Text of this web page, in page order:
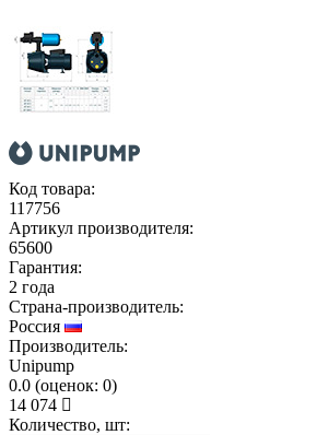
Код товара:
117756
Артикул производителя:
65600
Гарантия:
2 года
Страна-производитель:
Россия
Производитель:
Unipump
0.0 (оценок: 0)
14 074
Количество, шт: